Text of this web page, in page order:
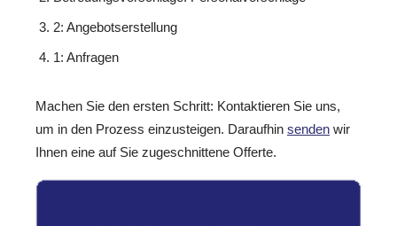
2: Angebotserstellung
1: Anfragen
Machen Sie den ersten Schritt: Kontaktieren Sie uns,
um in den Prozess einzusteigen. Daraufhin senden wir
Ihnen eine auf Sie zugeschnittene Offerte.